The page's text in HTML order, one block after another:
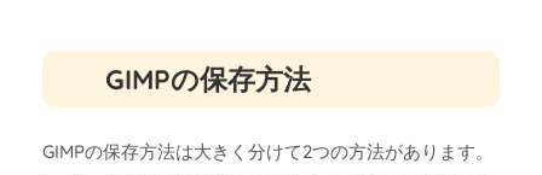
GIMPの保存方法
GIMPの保存方法は大きく分けて2つの方法があります。